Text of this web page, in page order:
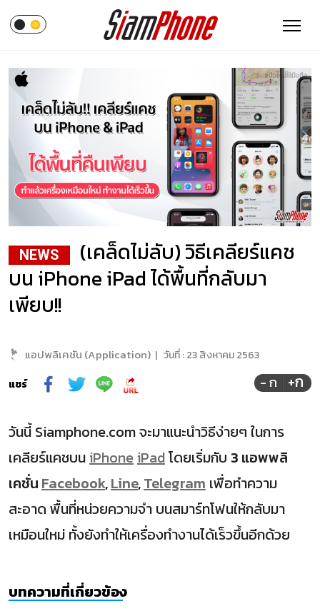
NEWS
(เคล็ดไม่ลับ) วิธีเคลียร์แคช
บน iPhone iPad ได้พื้นที่กลับมา
เพียบ!!
แอปพลิเคชัน (Application) | วันที่ :23 สิงหาคม 2563
แชร์
- ก +ก
วันนี้ Siamphone.com จะมาแนะนำวิธีง่ายๆ ในการ
เคลียร์แคชบนiPhoneiPadโดยเริ่มกับ 3 แอพพลิ
เคชั่น Facebook,Line,Telegram เพื่อทำความ
สะอาด พื้นที่หน่วยความจำ บนสมาร์ทโฟนให้กลับมา
เหมือนใหม่ ทั้งยังทำให้เครื่องทำงานได้เร็วขึ้นอีกด้วย
บทความที่เกี่ยวข้อง